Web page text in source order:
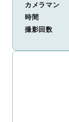
カメラマン
時間
撮影回数